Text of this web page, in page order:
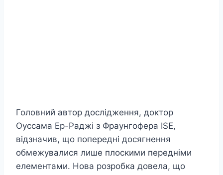
Головний автор дослідження, доктор
Оуссама Ер-Раджі з Фраунгофера ISE,
відзначив, що попередні досягнення
обмежувалися лише плоскими передніми
елементами. Нова розробка довела, що